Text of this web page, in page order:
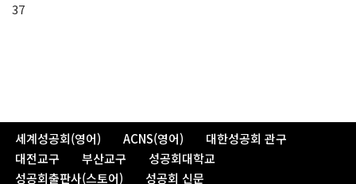
37
세계성공회(영어) ACNS(영어)
대한성공회 관구
대전교구
부산교구
성공회대학교
성공회출판사(스토어)
성공회 신문